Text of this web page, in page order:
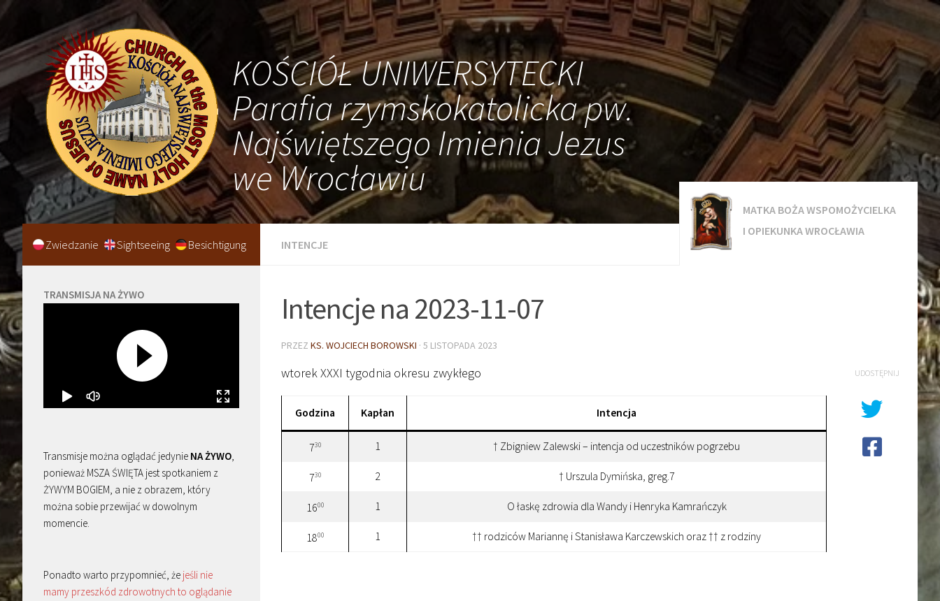
KOŚCIÓŁ UNIWERSYTECKI
Parafia rzymskokatolicka pw.
Najświętszego Imienia Jezus
we Wrocławiu
INTENCJE
MATKA BOŻA WSPOMOŻYCIELKA
I OPIEKUNKA WROCŁAWIA
Intencje na 2023-11-07
PRZEZ KS. WOJCIECH BOROWSKI · 5 LISTOPADA 2023
wtorek XXXI tygodnia okresu zwykłego
Godzina Kapłan Intencja
730 1 † Zbigniew Zalewski – intencja od uczestników pogrzebu
730 2 † Urszula Dymińska, greg.7
1600 1 O łaskę zdrowia dla Wandy i Henryka Kamrańczyk
1800 1 †† rodziców Mariannę i Stanisława Karczewskich oraz †† z rodziny
UDOSTĘPNIJ
Zwiedzanie Sightseeing Besichtigung
TRANSMISJA NA ŻYWO
Transmisje można oglądać jedynie NA ŻYWO,
ponieważ MSZA ŚWIĘTA jest spotkaniem z
ŻYWYM BOGIEM, a nie z obrazem, który
można sobie przewijać w dowolnym
momencie.
Ponadto warto przypomnieć, że jeśli nie
mamy przeszkód zdrowotnych to oglądanie